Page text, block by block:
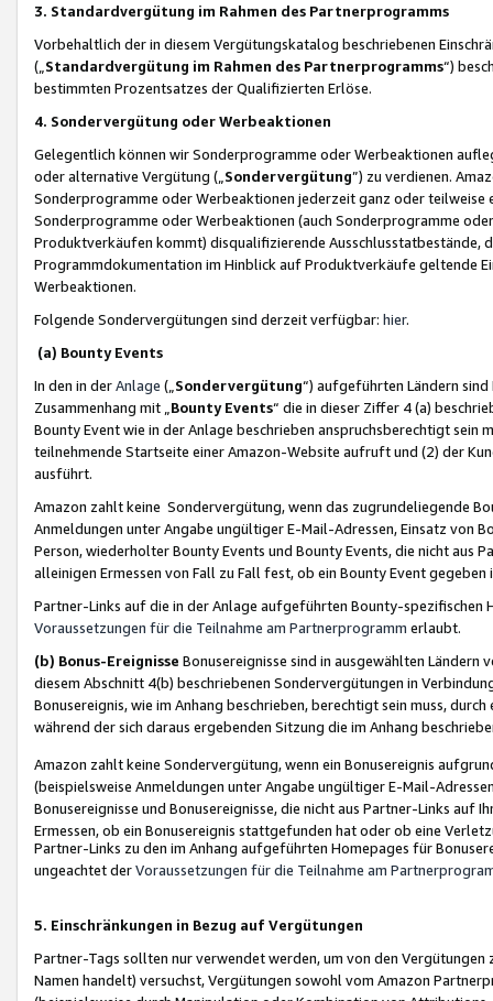
3. Standardvergütung im Rahmen des Partnerprogramms
Vorbehaltlich der in diesem Vergütungskatalog beschriebenen
(„ Standardvergütung im Rahmen des Partnerprogramms“)
bestimmten Prozentsatzes der Qualifizierten Erlöse.
4. Sondervergütung oder Werbeaktionen
Gelegentlich können wir Sonderprogramme oder Werbeaktionen
oder alternative Vergütung („ Sondervergütung”) zu verdienen.
Sonderprogramme oder Werbeaktionen jederzeit ganz oder
Sonderprogramme oder Werbeaktionen (auch Sonderprogramme
Produktverkäufen kommt) disqualifizierende Ausschlusstatbestände,
Programmdokumentation im Hinblick auf Produktverkäufe geltende
Werbeaktionen.
Folgende Sondervergütungen sind derzeit verfügbar: hier.
(a) Bounty Events
In den in derAnlage („ Sondervergütung“) aufgeführten Ländern
Zusammenhang mit „ Bounty Events“ die in dieser Ziffer 4 (a)
Bounty Event wie in der Anlage beschrieben anspruchsberechtigt sein
teilnehmende Startseite einer Amazon-Website aufruft und (2) der
ausführt.
Amazon zahlt keine Sondervergütung, wenn das zugrundeliegende
Anmeldungen unter Angabe ungültiger E-Mail-Adressen, Einsatz von
Person, wiederholter Bounty Events und Bounty Events, die nicht
alleinigen Ermessen von Fall zu Fall fest, ob ein Bounty Event
Partner-Links auf die in der Anlage aufgeführten Bounty-spezifischen
Voraussetzungen für die Teilnahme am Partnerprogramm erlaubt.
(b) Bonus-Ereignisse Bonusereignisse sind in ausgewählten Ländern
diesem Abschnitt 4(b) beschriebenen Sondervergütungen in
Bonusereignis, wie im Anhang beschrieben, berechtigt sein muss,
während der sich daraus ergebenden Sitzung die im Anhang
Amazon zahlt keine Sondervergütung, wenn ein Bonusereignis
(beispielsweise Anmeldungen unter Angabe ungültiger E-Mail-
Bonusereignisse und Bonusereignisse, die nicht aus Partner-Links auf
Ermessen, ob ein Bonusereignis stattgefunden hat oder ob eine
Partner-Links zu den im Anhang aufgeführten Homepages für
ungeachtet derVoraussetzungen für die Teilnahme am
5. Einschränkungen in Bezug auf Vergütungen
Partner-Tags sollten nur verwendet werden, um von den
Namen handelt) versuchst, Vergütungen sowohl vom Amazon